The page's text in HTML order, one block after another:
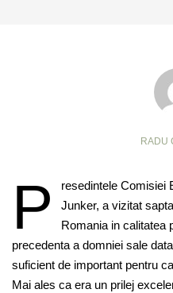
RADU
P
resedintele Comisiei
Junker, a vizitat
Romania in calitatea
precedenta a domniei sale
suficient de important pentru
Mai ales ca era un prilej